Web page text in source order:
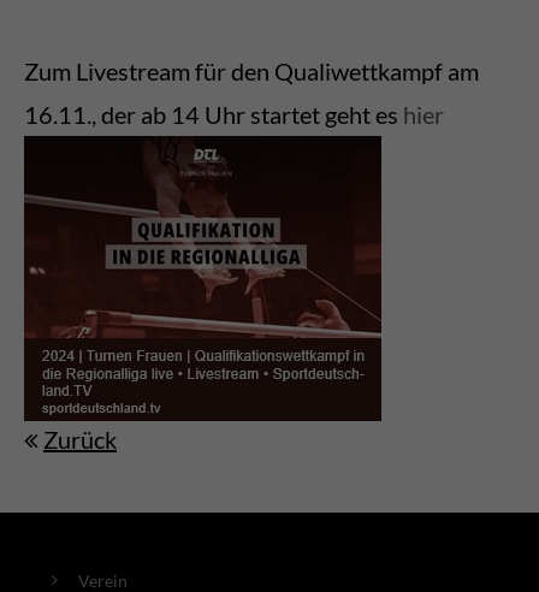
Zum Livestream für den Qualiwettkampf am
16.11., der ab 14 Uhr startet geht es hier
Zurück
Verein